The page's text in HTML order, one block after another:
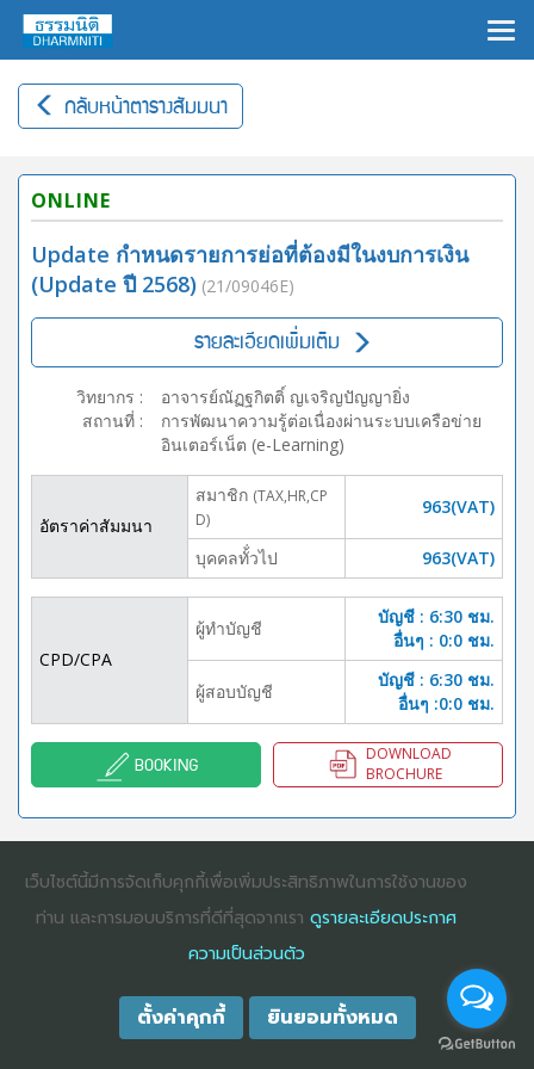
กลับหน้าตารางสัมมนา
ONLINE
Update กำหนดรายการย่อที่ต้องมีในงบการเงิน
(Update ปี 2568) (21/09046E)
รายละเอียดเพิ่มเติม
วิทยากร :
อาจารย์ณัฏฐกิตติ์ ญเจริญปัญญายิ่ง
สถานที่ :
การพัฒนาความรู้ต่อเนื่องผ่านระบบเครือข่าย
อินเตอร์เน็ต (e-Learning)
อัตราค่าสัมมนา
สมาชิก (TAX,HR,CP
D)
963(VAT)
บุคคลทั้่วไป 963(VAT)
CPD/CPA
ผู้ทำบัญชี
บัญชี : 6:30 ชม.
อื่นๆ : 0:0 ชม.
ผู้สอบบัญชี
บัญชี : 6:30 ชม.
อื่นๆ :0:0 ชม.
BOOKING
DOWNLOAD
BROCHURE
COPYRIGHT ©2025DHARMNITI SEMINAR AND TRAINING CO., LTD
RIGHTS RESERVED. E-COMMERCIAL REGISTRATION 0105529026680
เว็บไซต์นี้มีการจัดเก็บคุกกี้เพื่อเพิ่มประสิทธิภาพในการใช้งานของ
ท่าน และการมอบบริการที่ดีที่สุดจากเรา ดูรายละเอียดประกาศ
ความเป็นส่วนตัว
ตั้งค่าคุกกี้ ยินยอมทั้งหมด
×